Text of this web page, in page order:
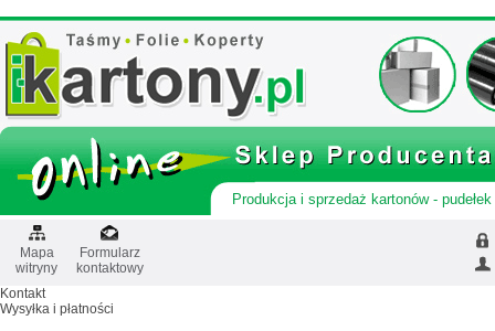
Produkcja i sprzedaż kartonów -
Mapa
witryny
Formularz
kontaktowy
Kontakt
Wysyłka i płatności